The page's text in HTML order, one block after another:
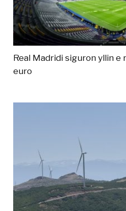
Real Madridi siguron yllin e
euro